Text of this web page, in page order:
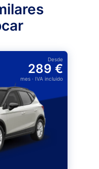
Desde
289 €
mes· IVA incluido